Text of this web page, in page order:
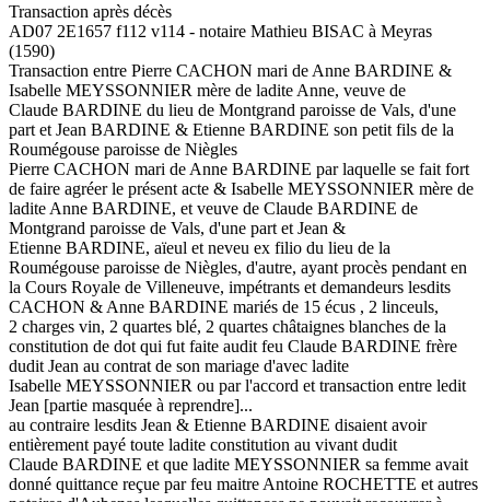
Transaction après décès
AD07 2E1657 f112 v114 - notaire Mathieu BISAC à Meyras
(1590)
Transaction entre Pierre CACHON mari de Anne BARDINE &
Isabelle MEYSSONNIER mère de ladite Anne, veuve de
Claude BARDINE du lieu de Montgrand paroisse de Vals, d'une
part et Jean BARDINE & Etienne BARDINE son petit fils de la
Roumégouse paroisse de Niègles
Pierre CACHON mari de Anne BARDINE par laquelle se fait fort
de faire agréer le présent acte & Isabelle MEYSSONNIER mère de
ladite Anne BARDINE, et veuve de Claude BARDINE de
Montgrand paroisse de Vals, d'une part et Jean &
Etienne BARDINE, aïeul et neveu ex filio du lieu de la
Roumégouse paroisse de Niègles, d'autre, ayant procès pendant en
la Cours Royale de Villeneuve, impétrants et demandeurs lesdits
CACHON & Anne BARDINE mariés de 15 écus , 2 linceuls,
2 charges vin, 2 quartes blé, 2 quartes châtaignes blanches de la
constitution de dot qui fut faite audit feu Claude BARDINE frère
dudit Jean au contrat de son mariage d'avec ladite
Isabelle MEYSSONNIER ou par l'accord et transaction entre ledit
Jean [partie masquée à reprendre]...
au contraire lesdits Jean & Etienne BARDINE disaient avoir
entièrement payé toute ladite constitution au vivant dudit
Claude BARDINE et que ladite MEYSSONNIER sa femme avait
donné quittance reçue par feu maitre Antoine ROCHETTE et autres